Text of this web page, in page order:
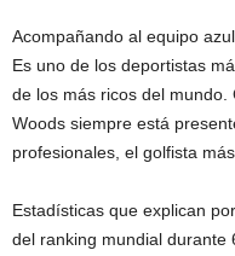
Acompañando al equipo
Es uno de los deportistas
de los más ricos del
Woods siempre está
profesionales, el golfista
Estadísticas que explican
del ranking mundial durante